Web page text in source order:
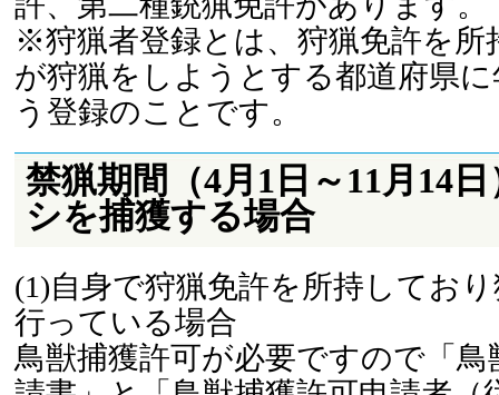
※狩猟者登録とは、狩猟免許を所
が狩猟をしようとする都道府県
う登録のことです。
禁猟期間（4月1日～11月14
シを捕獲する場合
(1)自身で狩猟免許を所持してお
行っている場合
鳥獣捕獲許可が必要ですので「鳥